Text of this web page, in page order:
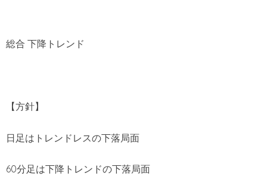
総合 下降トレンド
【方針】
日足はトレンドレスの下落局面
60分足は下降トレンドの下落局面